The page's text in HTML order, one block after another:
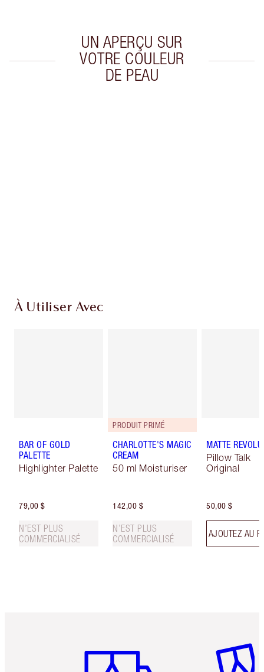
UN APERÇU SUR
VOTRE COULEUR
DE PEAU
À Utiliser Avec
BAR OF GOLD
PALETTE
Highlighter Palette
79,00 $
N’EST PLUS
COMMERCIALISÉ
PRODUIT PRIMÉ
CHARLOTTE'S MAGIC
CREAM
50 ml Moisturiser
142,00 $
N’EST PLUS
COMMERCIALISÉ
MATTE
Pillow Talk
Original
50,00 $
AJOUTEZ AU